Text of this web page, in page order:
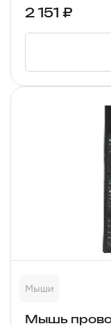
2 151 ₽
Мыши
Мышь